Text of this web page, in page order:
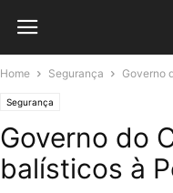
Home Segurança Governo
Segurança
Governo do
balísticos à